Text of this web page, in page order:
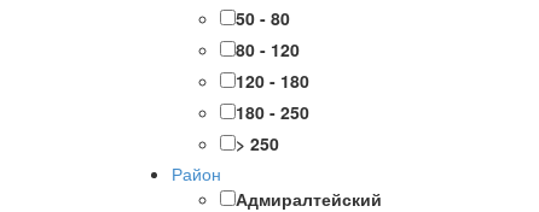
50 - 80
80 - 120
120 - 180
180 - 250
> 250
Район
Адмиралтейский